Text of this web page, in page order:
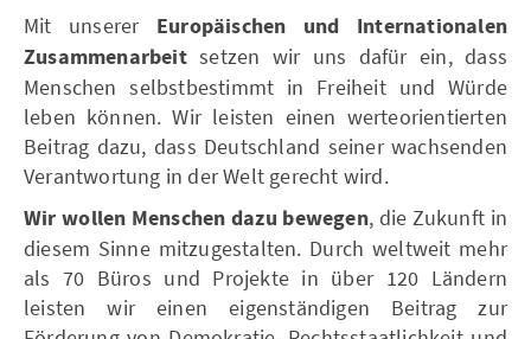
Mit unserer Europäischen und Internationalen
Zusammenarbeitsetzen wir uns dafür ein, dass
Menschen selbstbestimmt in Freiheit und Würde
leben können. Wir leisten einen werteorientierten
Beitrag dazu, dass Deutschland seiner wachsenden
Verantwortung in der Welt gerecht wird.
Wir wollen Menschen dazu bewegen, die Zukunft in
diesem Sinne mitzugestalten. Durch weltweit mehr
als 70 Büros und Projekte in über 120 Ländern
leisten wir einen eigenständigen Beitrag zur